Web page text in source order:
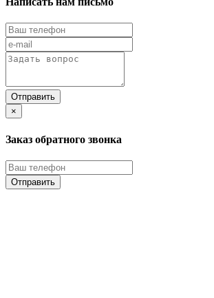
×
Заказ обратного звонка